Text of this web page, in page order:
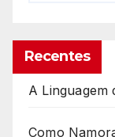
Recentes
A Linguagem
Como